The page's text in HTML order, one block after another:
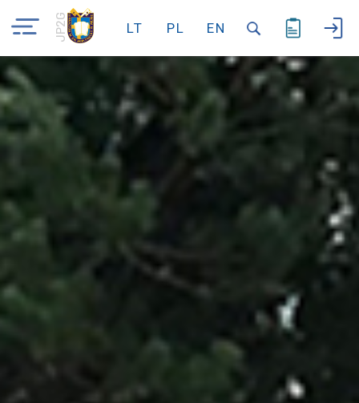
JP2G LT PL EN